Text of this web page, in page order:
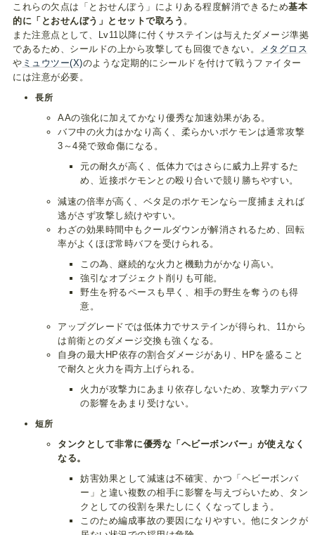
これらの欠点は「とおせんぼう」によりある程度解消できるため基本
的に「とおせんぼう」とセットで取ろう 。
また注意点として、Lv11以降に付くサステインは与えたダメージ準拠
であるため、シールドの上から攻撃しても回復できない。
メタグロス
や ミュウツー(X)のような定期的にシールドを付けて戦うファイター
には注意が必要。
長所
AAの強化に加えてかなり優秀な加速効果がある。
バフ中の火力はかなり高く、柔らかいポケモンは通常攻撃
3～4発で致命傷になる。
元の耐久が高く、低体力ではさらに威力上昇するた
め、近接ポケモンとの殴り合いで競り勝ちやすい。
減速の倍率が高く、ベタ足のポケモンなら一度捕まえれば
逃がさず攻撃し続けやすい。
わざの効果時間中もクールダウンが解消されるため、回転
率がよくほぼ常時バフを受けられる。
この為、継続的な火力と機動力がかなり高い。
強引なオブジェクト削りも可能。
野生を狩るペースも早く、相手の野生を奪うのも得
意。
アップグレードでは低体力でサステインが得られ、11から
は前衛とのダメージ交換も強くなる。
自身の最大HP依存の割合ダメージがあり、HPを盛ること
で耐久と火力を両方上げられる。
火力が攻撃力にあまり依存しないため、攻撃力デバフ
の影響をあまり受けない。
短所
タンクとして非常に優秀な「ヘビーボンバー」が使えなく
なる。
妨害効果として減速は不確実、かつ「ヘビーボンバ
ー」と違い複数の相手に影響を与えづらいため、タン
クとしての役割を果たしにくくなってしまう。
このため編成事故の要因になりやすい。他にタンクが